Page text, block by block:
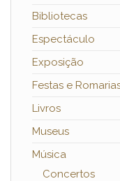
Bibliotecas
Espectáculo
Exposição
Festas e
Livros
Museus
Música
Concertos